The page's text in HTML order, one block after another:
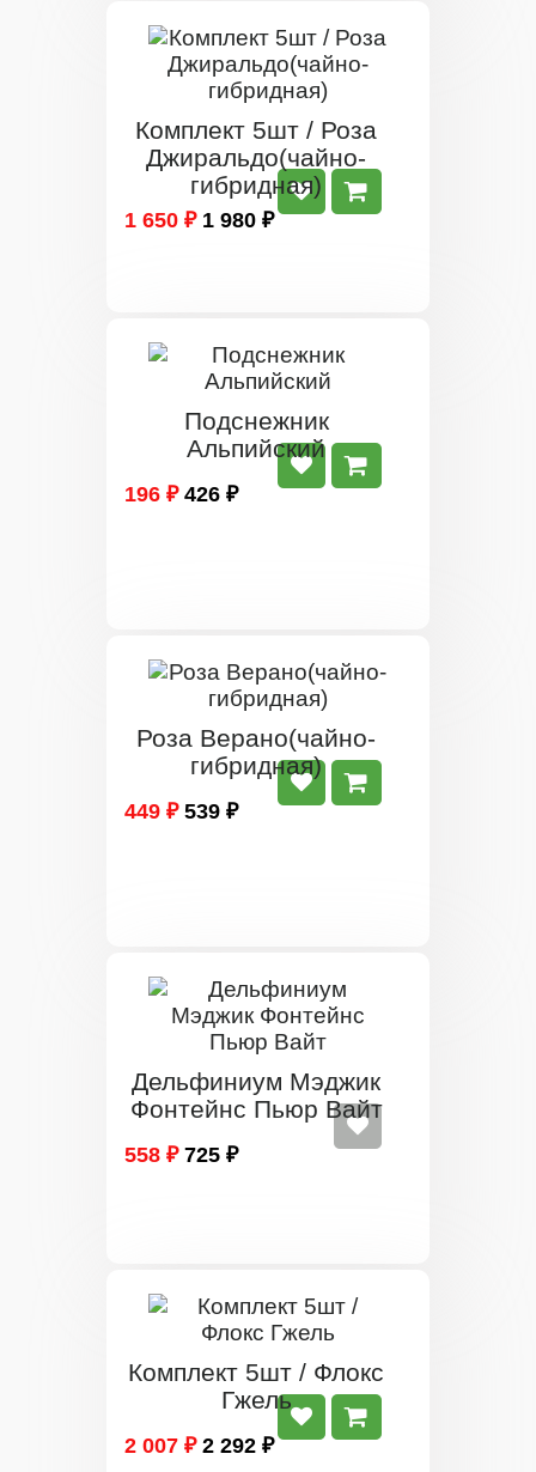
Комплект 5шт / Роза
Джиральдо(чайно-
гибридная)
1 650 ₽ 1 980 ₽
Подснежник
Альпийский
196 ₽ 426 ₽
Роза Верано(чайно-
гибридная)
449 ₽ 539 ₽
Дельфиниум Мэджик
Фонтейнс Пьюр Вайт
558 ₽ 725 ₽
Комплект 5шт / Флокс
Гжель
2 007 ₽ 2 292 ₽